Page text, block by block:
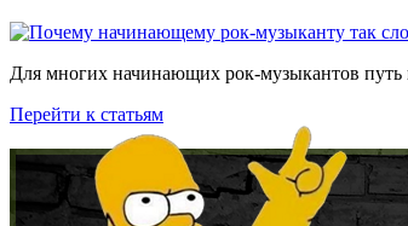
Для многих начинающих рок-музыкантов
Перейти к статьям